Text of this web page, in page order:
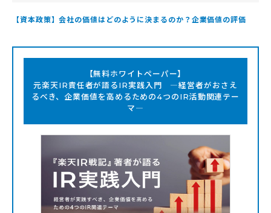
【資本政策】会社の価値はどのように決まるのか？企業価値の評価
【無料ホワイトペーパー】
元楽天IR責任者が語るIR実践入門 ―経営者がおさえ
るべき、企業価値を高めるための4つのIR活動関連テー
マ―